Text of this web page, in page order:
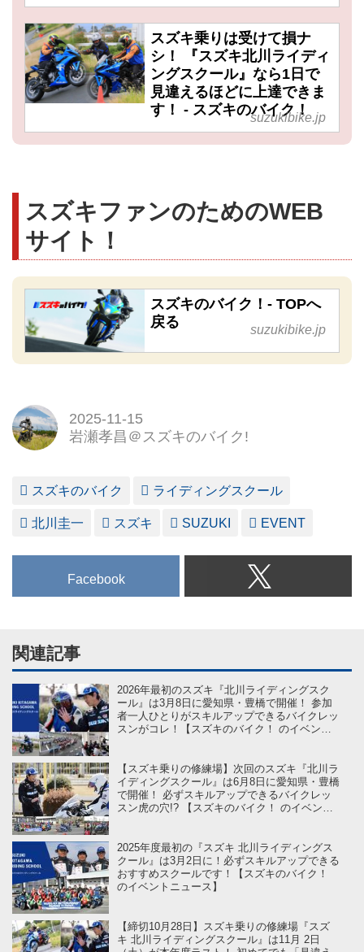
スズキ乗りは受けて損ナ
シ！ 『スズキ北川ライディ
ングスクール』なら1日で
見違えるほどに上達できま
す！ - スズキのバイク！
suzukibike.jp
スズキファンのためのWEB
サイト！
スズキのバイク！- TOPへ
戻る
suzukibike.jp
2025-11-15
岩瀬孝昌＠スズキのバイク!
スズキのバイク ライディングスクール
北川圭一 スズキ SUZUKI EVENT
Facebook
関連記事
2026年最初のスズキ『北川ライディングスク
ール』は3月8日に愛知県・豊橋で開催！ 参加
者一人ひとりがスキルアップできるバイクレッ
スンがコレ！【スズキのバイク！ のイベント
【スズキ乗りの修練場】次回のスズキ『北川ラ
イディングスクール』は6月8日に愛知県・豊橋
で開催！ 必ずスキルアップできるバイクレッ
スン虎の穴!? 【スズキのバイク！ のイベント
2025年度最初の『スズキ 北川ライディングス
クール』は3月2日に！必ずスキルアップできる
おすすめスクールです！【スズキのバイク！
のイベントニュース】
【締切10月28日】スズキ乗りの修練場『スズ
キ 北川ライディングスクール』は11月 2日